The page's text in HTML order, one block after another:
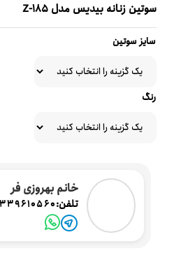
سوتین زنانه بیدیس مدل Z-185
سایز سوتین
رنگ
خانم بهروزی فر
تلفن: